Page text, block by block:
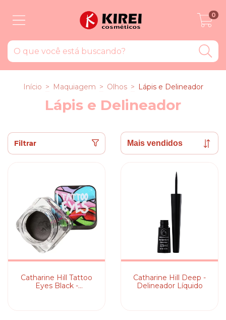
0
Início > Maquiagem > Olhos > Lápis e Delineador
Lápis e Delineador
Filtrar
Catharine Hill Tattoo
Eyes Black -
Catharine Hill Deep -
Delineador Líquido